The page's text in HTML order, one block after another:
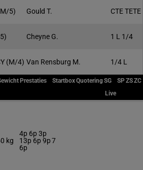
5) Gould T. CTE TETE
Cheyne G. 1 L 1/4
(M/4) Van Rensburg M. 1/4 L
Prestaties StartboxQuoteringSG SPZSZC
Live
kg
4p 6p 3p
13p 6p 9p
6p
7